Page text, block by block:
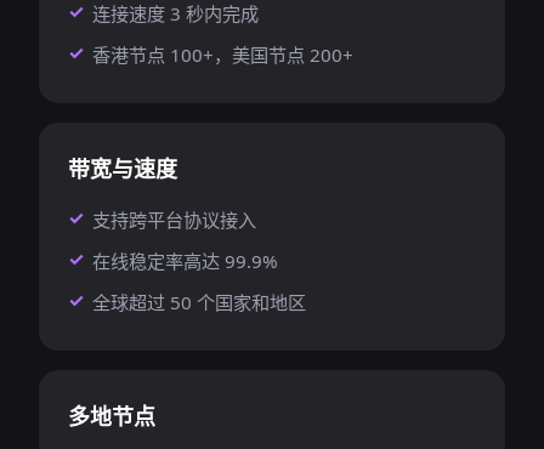
连接速度 3 秒内完成
香港节点 100+，美国节点 200+
带宽与速度
支持跨平台协议接入
在线稳定率高达 99.9%
全球超过 50 个国家和地区
多地节点